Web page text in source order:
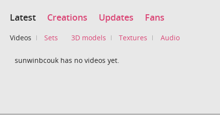
Latest Creations Updates Fans
Videos Sets 3D models Textures Audio
sunwinbcouk has no videos yet.